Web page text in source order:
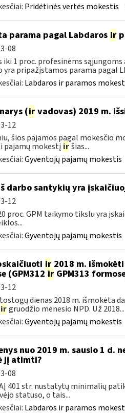
Pridėtinės vertės mokestis
parama pagal Labdaros ir
08
iki 1 proc. profesinėms
pripažįstamos parama pagal
Labdaros ir paramos
(irvadovas) 2019 m.
12
šios pajamos pagal mokesčio
pajamų mokestį ir šias...
Gyventojų pajamų mokestis
darbo santykių yra
12
proc. GPM taikymo tikslu yra
Gyventojų pajamų mokestis
ir2018 m.
(GPM312irGPM313
12
dienas 2018 m.
ir gruodžio mėnesio NPD. Už 2018...
Gyventojų pajamų mokestis
nuo 2019 m. sausio 1 d.
jį atimti?
08
401 str. nustatytų minimalių
statuso, o tais...
Labdaros ir paramos